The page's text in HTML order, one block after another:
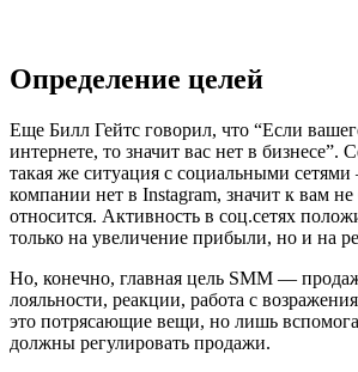
Определение целей
Еще Билл Гейтс говорил, что “Если
интернете, то значит вас нет в бизнесе”.
такая же ситуация с социальными
компании нет в Instagram, значит к вам не
относится. Активность в соц.сетях
только на увеличение прибыли, но и на
Но, конечно, главная цель SMM —
лояльности, реакции, работа с
это потрясающие вещи, но лишь
должны регулировать продажи.